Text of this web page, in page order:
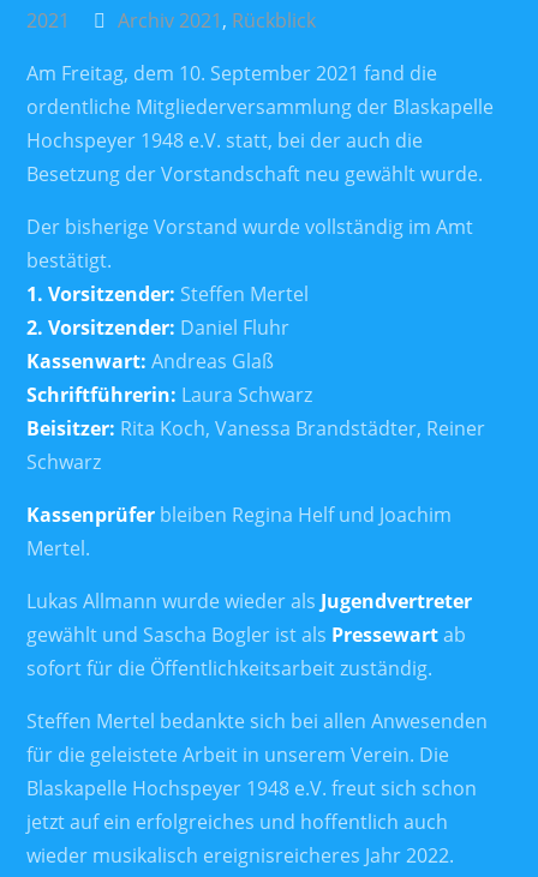
2021
Archiv 2021, Rückblick
Am Freitag, dem 10. September 2021 fand die
ordentliche Mitgliederversammlung der Blaskapelle
Hochspeyer 1948 e.V. statt, bei der auch die
Besetzung der Vorstandschaft neu gewählt wurde.
Der bisherige Vorstand wurde vollständig im Amt
bestätigt.
1. Vorsitzender: Steffen Mertel
2. Vorsitzender: Daniel Fluhr
Kassenwart: Andreas Glaß
Schriftführerin: Laura Schwarz
Beisitzer: Rita Koch, Vanessa Brandstädter, Reiner
Schwarz
Kassenprüfer bleiben Regina Helf und Joachim
Mertel.
Lukas Allmann wurde wieder als Jugendvertreter
gewählt und Sascha Bogler ist als Pressewartab
sofort für die Öffentlichkeitsarbeit zuständig.
Steffen Mertel bedankte sich bei allen Anwesenden
für die geleistete Arbeit in unserem Verein. Die
Blaskapelle Hochspeyer 1948 e.V. freut sich schon
jetzt auf ein erfolgreiches und hoffentlich auch
wieder musikalisch ereignisreicheres Jahr 2022.